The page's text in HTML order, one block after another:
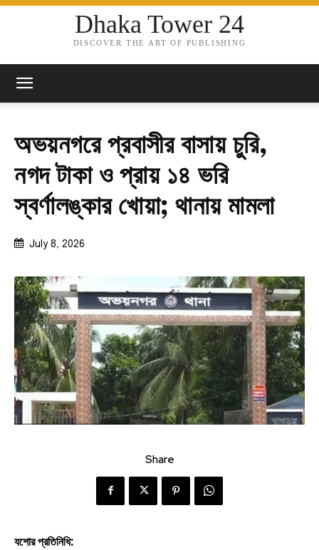
Dhaka Tower 24
DISCOVER THE ART OF PUBLISHING
অভয়নগরে প্রবাসীর বাসায় চুরি,
নগদ টাকা ও প্রায় ১৪ ভরি
স্বর্ণালঙ্কার খোয়া; থানায় মামলা
July 8, 2026
Share
যশোর প্রতিনিধি: